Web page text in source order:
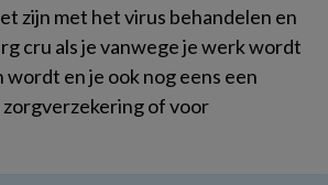
zijn met het virus behandelen en
cru als je vanwege je werk wordt
en je ook nog eens een
of voor